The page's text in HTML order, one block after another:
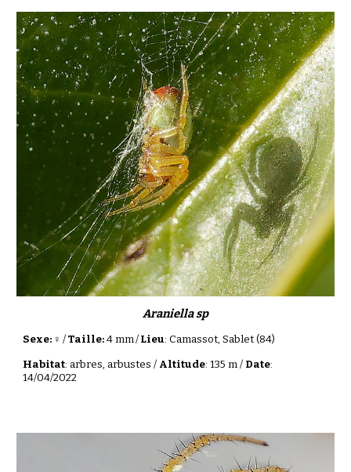
Araniella sp
Sexe: ♀ /Taille:4 mm/Lieu: Camassot, Sablet (84)
Habitat: arbres, arbustes / Altitude: 135 m / Date:
14/04/2022